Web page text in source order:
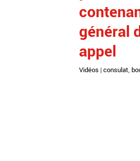
général
appel
Vidéos | consulat